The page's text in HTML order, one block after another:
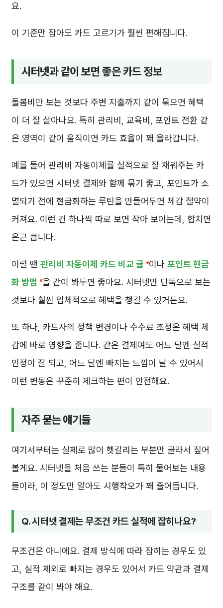
요.
이 기준만 잡아도 카드 고르기가 훨씬 편해집니다.
시터넷과 같이 보면 좋은 카드 정보
돌봄비만 보는 것보다 주변 지출까지 같이 묶으면 혜택
이 더 잘 살아나요. 특히 관리비, 교육비, 포인트 전환 같
은 영역이 같이 움직이면 카드 효율이 꽤 올라갑니다.
예를 들어 관리비 자동이체를 실적으로 잘 채워주는 카
드가 있으면 시터넷 결제와 함께 묶기 좋고, 포인트가 소
멸되기 전에 현금화하는 루틴을 만들어두면 체감 절약이
커져요. 이런 건 하나씩 따로 보면 작아 보이는데, 합치면
은근 큽니다.
이럴 땐 관리비 자동이체 카드 비교 글 이나 포인트 현금
화 방법 을 같이 봐두면 좋아요. 시터넷만 단독으로 보는
것보다 훨씬 입체적으로 혜택을 챙길 수 있거든요.
또 하나, 카드사의 정책 변경이나 수수료 조정은 혜택 체
감에 바로 영향을 줍니다. 같은 결제여도 어느 달엔 실적
인정이 잘 되고, 어느 달엔 빠지는 느낌이 날 수 있어서
이런 변동은 꾸준히 체크하는 편이 안전해요.
자주 묻는 얘기들
여기서부터는 실제로 많이 헷갈리는 부분만 골라서 짚어
볼게요. 시터넷을 처음 쓰는 분들이 특히 물어보는 내용
들이라, 이 정도만 알아도 시행착오가 꽤 줄어듭니다.
Q. 시터넷 결제는 무조건 카드 실적에 잡히나요?
무조건은 아니에요. 결제 방식에 따라 잡히는 경우도 있
고, 실적 제외로 빠지는 경우도 있어서 카드 약관과 결제
구조를 같이 봐야 해요.